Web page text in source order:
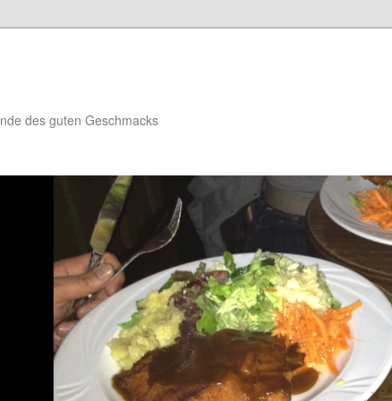
des guten Geschmacks